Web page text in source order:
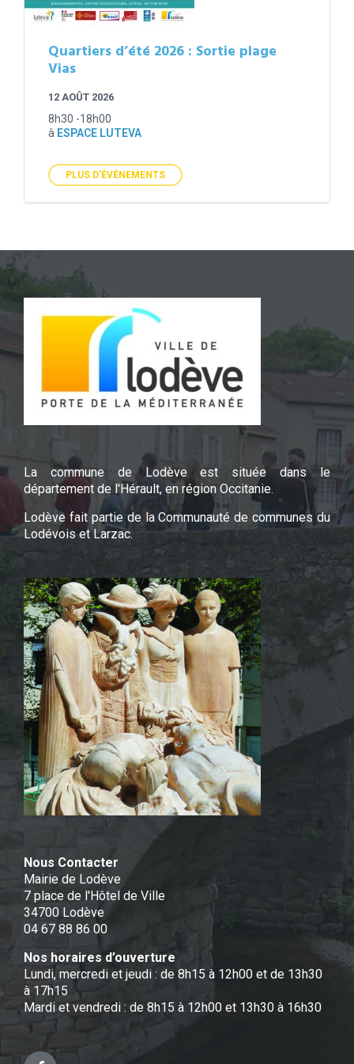
Quartiers d’été 2026 : Sortie plage
Vias
12 AOÛT 2026
8h30 -18h00
à ESPACE LUTEVA
PLUS D'ÉVÉNEMENTS
La commune de Lodève est située dans le
département de l'Hérault, en région Occitanie.
Lodève fait partie de la Communauté de communes du
Lodévois et Larzac.
Nous Contacter
Mairie de Lodève
7 place de l'Hôtel de Ville
34700 Lodève
04 67 88 86 00
Nos horaires d’ouverture
Lundi, mercredi et jeudi : de 8h15 à 12h00 et de 13h30
à 17h15
Mardi et vendredi : de 8h15 à 12h00 et 13h30 à 16h30